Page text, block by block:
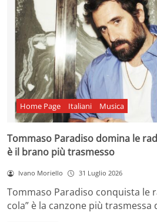
Home Page Italiani Musica
Tommaso Paradiso domina le
è il brano più trasmesso
Ivano Moriello 31 Luglio 2026
Tommaso Paradiso conquista le
cola” è la canzone più